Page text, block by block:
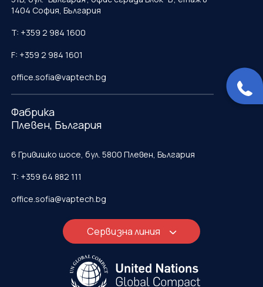
1404 София, България
T: +359 2 984 1600
F: +359 2 984 1601
office.sofia@vaptech.bg
Фабрика
Плевен, България
6 Гривишко шосе, бул. 5800 Плевен, България
T: +359 64 882 111
office.sofia@vaptech.bg
Сервизна линия